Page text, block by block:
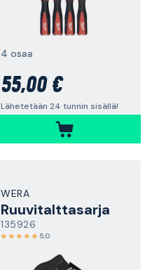
4 osaa
55,00 €
Lähetetään 24 tunnin sisällä!
WERA
Ruuvitalttasarja
135926
5,0